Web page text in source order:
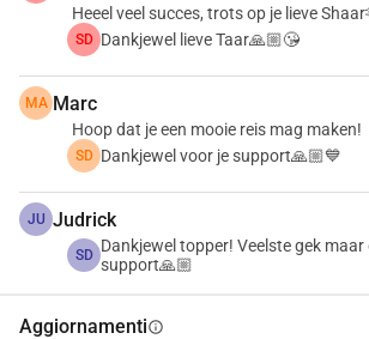
Heeel veel succes, trots op je lieve
SD Dankjewel lieve Taar🙏🏼😘
MA Marc
Hoop dat je een mooie reis mag maken!
SD Dankjewel voor je support🙏🏼💙
JU Judrick
SD Dankjewel topper! Veelste gek
support🙏🏼
Aggiornamentiinfo